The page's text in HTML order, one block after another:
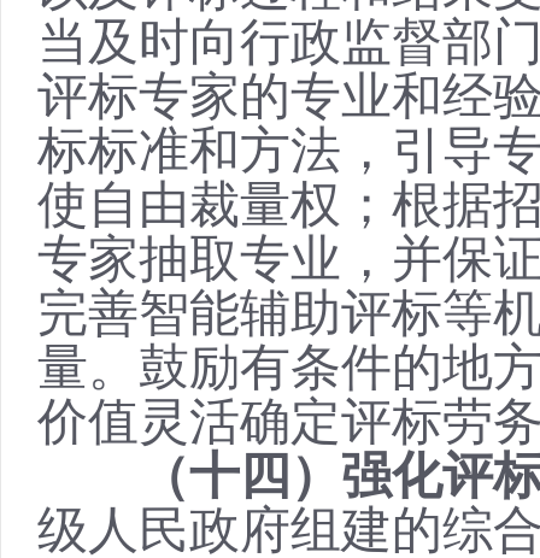
当及时向行政监督部
评标专家的专业和经
标标准和方法，引导
使自由裁量权；根据
专家抽取专业，并保
完善智能辅助评标等
量。鼓励有条件的地
价值灵活确定评标劳
（十四）强化评
级人民政府组建的综